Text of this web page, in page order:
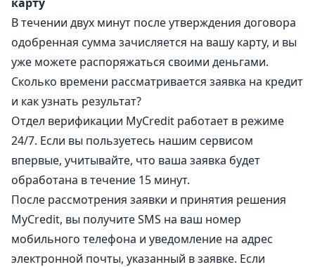
В течении двух минут после утверждения договора
одобренная сумма зачисляется на вашу карту, и вы
уже можете распоряжаться своими деньгами.
Сколько времени рассматривается заявка на кредит
и как узнать результат?
Отдел верификации MyCredit работает в режиме
24/7. Если вы пользуетесь нашим сервисом
впервые, учитывайте, что ваша заявка будет
обработана в течение 15 минут.
После рассмотрения заявки и принятия решения
MyСredit, вы получите SMS на ваш номер
мобильного телефона и уведомление на адрес
электронной почты, указанный в заявке. Если